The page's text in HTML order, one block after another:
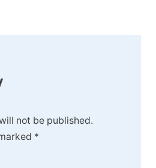
not be published.
*